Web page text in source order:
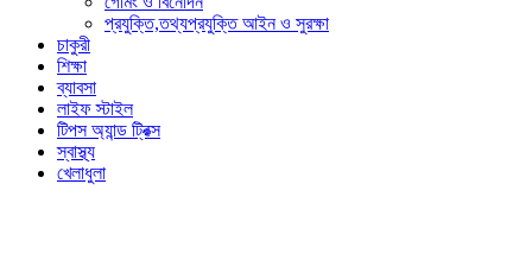
প্রযুক্তি,তথ্যপ্রযুক্তি আইন ও সুরক্ষা
চাকুরী
শিক্ষা
ব্যাবসা
লাইফ স্টাইল
টিপস অ্যান্ড ট্রিক্স
স্বাস্থ্য
খেলাধুলা